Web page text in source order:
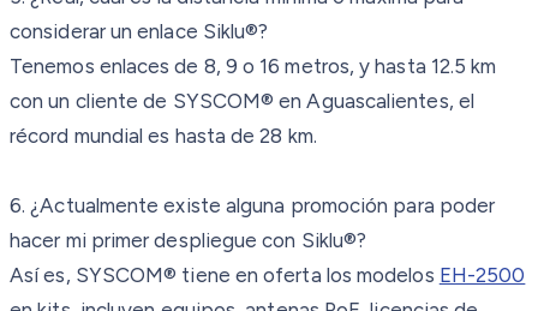
considerar un enlace Siklu®?
Tenemos enlaces de 8, 9 o 16 metros, y hasta 12.5 km
con un cliente de SYSCOM® en Aguascalientes, el
récord mundial es hasta de 28 km.
6. ¿Actualmente existe alguna promoción para poder
hacer mi primer despliegue con Siklu®?
Así es, SYSCOM® tiene en oferta los modelos EH-2500